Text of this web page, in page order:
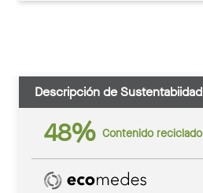
Descripción de Sustentabiidad
48% Contenido reciclado